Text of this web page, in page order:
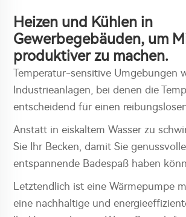
Heizen und Kühlen in
Gewerbegebäuden, um
produktiver zu machen.
Temperatur-sensitive Umgebungen
Industrieanlagen, bei denen die
entscheidend für einen
Anstatt in eiskaltem Wasser zu
Sie Ihr Becken, damit Sie
entspannende Badespaß haben
Letztendlich ist eine Wärmepumpe
eine nachhaltige und